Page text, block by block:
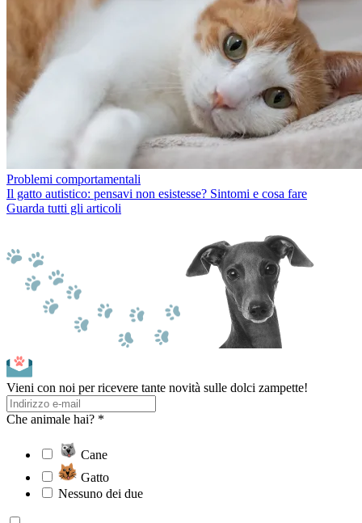
Problemi comportamentali
Il gatto autistico: pensavi non esistesse? Sintomi e cosa fare
Guarda tutti gli articoli
Vieni con noi per ricevere tante novità sulle dolci zampette!
Che animale hai? *
Cane
Gatto
Nessuno dei due